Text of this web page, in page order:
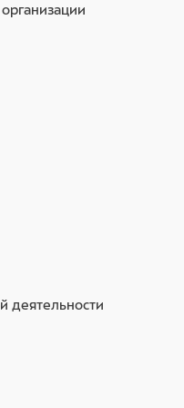
Входящий в состав
изоксазолиновой
иксодовых,
демодекозных клещей,
действует в
и подавляет
гамма-
к гибели
сароланер
кишечном тракте
поступает в
деятельности